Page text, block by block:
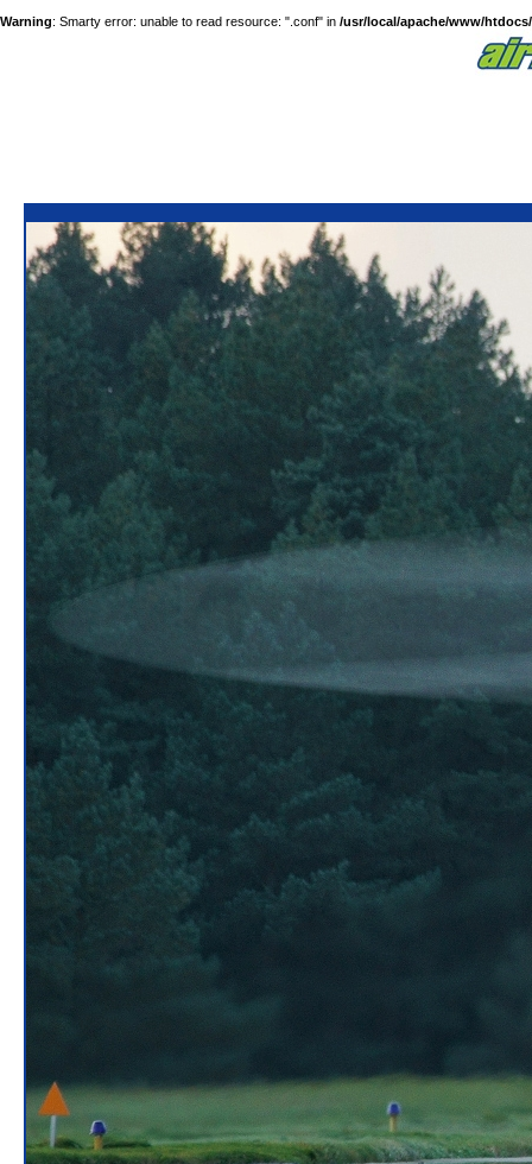
Warning: Smarty error: unable to read resource: ".conf" in /usr/local/apache/www/